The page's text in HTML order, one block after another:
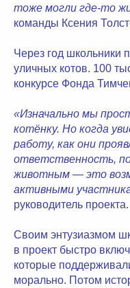
тоже могли где-то
команды Ксения
Через год школьники
уличных котов. 100
конкурсе Фонда
«Изначально мы
котёнку. Но когда
работу, как они
ответственность,
животным — это
активными
руководитель проекта.
Своим энтузиазмом
в проект быстро
которые
морально. Потом